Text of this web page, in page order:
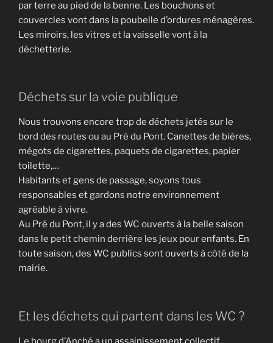
par terre au pied de la benne. Les bouchons et
couvercles vont dans la poubelle d’ordures ménagères.
Les miroirs, les vitres et la vaisselle vont à la
déchetterie.
Déchets sur la voie publique
Nous trouvons encore trop de déchets jetés sur le
bord des routes ou au Pré du Pont. Canettes de bières,
mégots de cigarettes, paquets de cigarettes, papier
toilette,…
Habitants et gens de passage, soyons tous
responsables et gardons notre environnement
agréable à vivre.
Au Pré du Pont, il y a des WC ouverts à la belle saison
dans le petit chemin derrière les jeux pour enfants. En
toute saison, des WC publics sont ouverts à côté de la
mairie.
Et les déchets qui partent dans les WC ?